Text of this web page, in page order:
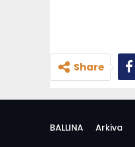
Share
BALLINA Arkiva